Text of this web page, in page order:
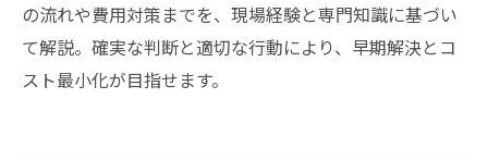
の流れや費用対策までを、現場経験と専門知識に基づい
て解説。確実な判断と適切な行動により、早期解決とコ
スト最小化が目指せます。